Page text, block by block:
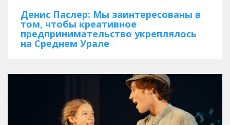
Денис Паслер: Мы заинтересованы в
том, чтобы креативное
предпринимательство укреплялось
на Среднем Урале